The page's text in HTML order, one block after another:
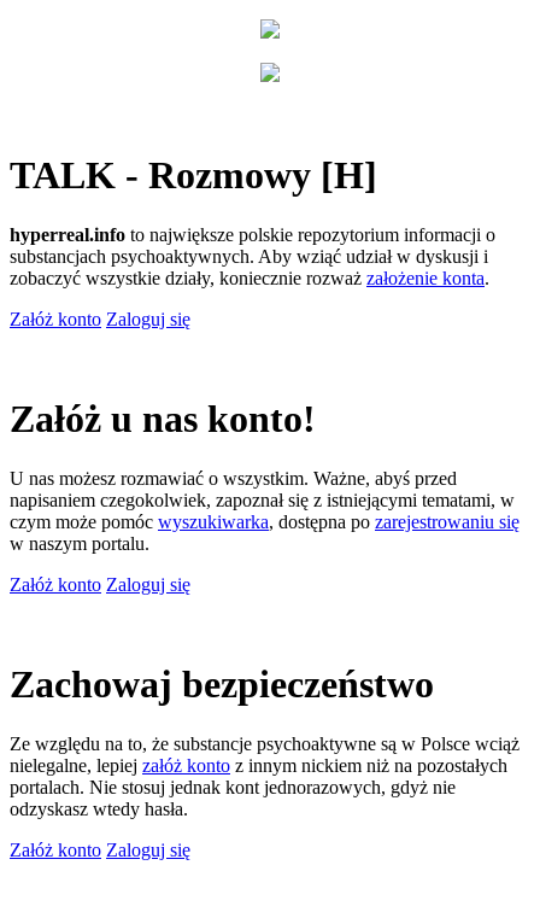
TALK - Rozmowy [H]
hyperreal.info to największe polskie repozytorium informacji o
substancjach psychoaktywnych. Aby wziąć udział w dyskusji i
zobaczyć wszystkie działy, koniecznie rozważ założenie konta.
Załóż konto Zaloguj się
Załóż u nas konto!
U nas możesz rozmawiać o wszystkim. Ważne, abyś przed
napisaniem czegokolwiek, zapoznał się z istniejącymi tematami, w
czym może pomóc wyszukiwarka, dostępna po zarejestrowaniu się
w naszym portalu.
Załóż konto Zaloguj się
Zachowaj bezpieczeństwo
Ze względu na to, że substancje psychoaktywne są w Polsce wciąż
nielegalne, lepiej załóż konto z innym nickiem niż na pozostałych
portalach. Nie stosuj jednak kont jednorazowych, gdyż nie
odzyskasz wtedy hasła.
Załóż konto Zaloguj się